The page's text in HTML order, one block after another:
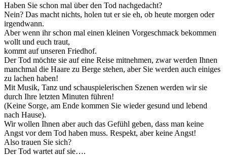
Haben Sie schon mal über den Tod nachgedacht?
Nein? Das macht nichts, holen tut er sie eh, ob heute morgen oder
irgendwann.
Aber wenn ihr schon mal einen kleinen Vorgeschmack bekommen
wollt und euch traut,
kommt auf unseren Friedhof.
Der Tod möchte sie auf eine Reise mitnehmen, zwar werden Ihnen
manchmal die Haare zu Berge stehen, aber Sie werden auch einiges
zu lachen haben!
Mit Musik, Tanz und schauspielerischen Szenen werden wir sie
durch Ihre letzten Minuten führen!
(Keine Sorge, am Ende kommen Sie wieder gesund und lebend
nach Hause).
Wir wollen Ihnen aber auch das Gefühl geben, dass man keine
Angst vor dem Tod haben muss. Respekt, aber keine Angst!
Also trauen Sie sich?
Der Tod wartet auf sie….